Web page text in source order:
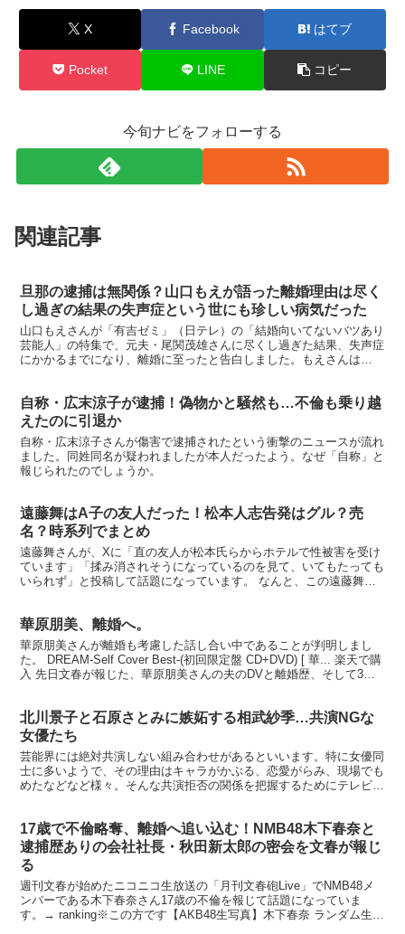
X Facebook はてブ
Pocket LINE コピー
今旬ナビをフォローする
関連記事
旦那の逮捕は無関係？山口もえが語った離婚理由は尽く
し過ぎの結果の失声症という世にも珍しい病気だった
山口もえさんが「有吉ゼミ」（日テレ）の「結婚向いてないバツあり
芸能人」の特集で、元夫・尾関茂雄さんに尽くし過ぎた結果、失声症
にかかるまでになり、離婚に至ったと告白しました。もえさんは
自称・広末涼子が逮捕！偽物かと騒然も…不倫も乗り越
えたのに引退か
自称・広末涼子さんが傷害で逮捕されたという衝撃のニュースが流れ
ました。同姓同名が疑われましたが本人だったよう。なぜ「自称」と
報じられたのでしょうか。
遠藤舞はA子の友人だった！松本人志告発はグル？売
名？時系列でまとめ
遠藤舞さんが、Xに「直の友人が松本氏らからホテルで性被害を受け
ています」「揉み消されそうになっているのを見て、いてもたっても
いられず」と投稿して話題になっています。 なんと、この遠藤舞さ
華原朋美、離婚へ。
華原朋美さんが離婚も考慮した話し合い中であることが判明しまし
た。 DREAM-Self Cover Best-(初回限定盤 CD+DVD) [ 華... 楽天で購
入 先日文春が報じた、華原朋美さんの夫のDVと離婚歴、そして3人
北川景子と石原さとみに嫉妬する相武紗季…共演NGな
女優たち
芸能界には絶対共演しない組み合わせがあるといいます。特に女優同
士に多いようで、その理由はキャラがかぶる、恋愛がらみ、現場でも
めたなどなど様々。そんな共演拒否の関係を把握するためにテレビ局
17歳で不倫略奪、離婚へ追い込む！NMB48木下春奈と
逮捕歴ありの会社社長・秋田新太郎の密会を文春が報じ
る
週刊文春が始めたニコニコ生放送の「月刊文春砲Live」でNMB48メ
ンバーである木下春奈さん17歳の不倫を報じて話題になっていま
す。→ ranking※この方です【AKB48生写真】木下春奈 ランダム生写